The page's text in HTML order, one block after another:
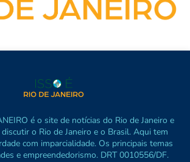
é o site de notícias do Rio de Janeiro e
o Rio de Janeiro e o Brasil. Aqui tem
com imparcialidade. Os principais temas
e empreendedorismo. DRT 0010556/DF.